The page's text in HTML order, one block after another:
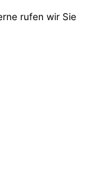
rufen wir Sie